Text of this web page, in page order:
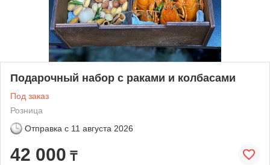
Подарочный набор с раками и колбасами
Под заказ
Розница
Отправка с 11 августа 2026
42 000 ₸